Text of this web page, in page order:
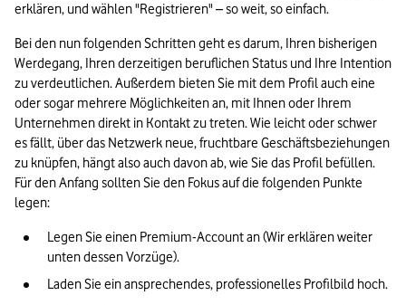
erklären, und wählen "Registrieren" – so weit, so einfach.
Bei den nun folgenden Schritten geht es darum, Ihren bisherigen
Werdegang, Ihren derzeitigen beruflichen Status und Ihre Intention
zu verdeutlichen. Außerdem bieten Sie mit dem Profil auch eine
oder sogar mehrere Möglichkeiten an, mit Ihnen oder Ihrem
Unternehmen direkt in Kontakt zu treten. Wie leicht oder schwer
es fällt, über das Netzwerk neue, fruchtbare Geschäftsbeziehungen
zu knüpfen, hängt also auch davon ab, wie Sie das Profil befüllen.
Für den Anfang sollten Sie den Fokus auf die folgenden Punkte
legen:
Legen Sie einen Premium-Account an (Wir erklären weiter
unten dessen Vorzüge).
Laden Sie ein ansprechendes, professionelles Profilbild hoch.